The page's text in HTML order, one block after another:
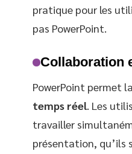
pratique pour les
pas PowerPoint.
Collaboration
PowerPoint permet la
temps réel. Les
travailler
présentation, qu’ils